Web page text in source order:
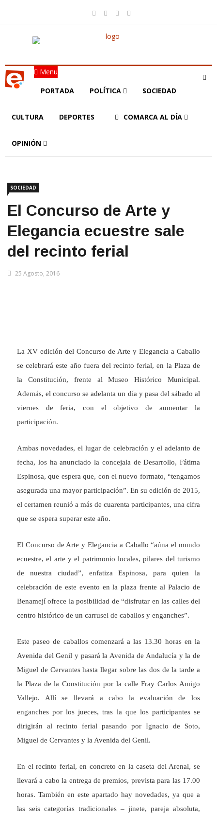
Menu
PORTADA POLÍTICA SOCIEDAD
CULTURA DEPORTES COMARCA AL DÍA
OPINIÓN
SOCIEDAD
El Concurso de Arte y
Elegancia ecuestre sale
del recinto ferial
25 Agosto, 2016
La XV edición del Concurso de Arte y Elegancia a Caballo
se celebrará este año fuera del recinto ferial, en la Plaza de
la Constitución, frente al Museo Histórico Municipal.
Además, el concurso se adelanta un día y pasa del sábado al
viernes de feria, con el objetivo de aumentar la
participación.
Ambas novedades, el lugar de celebración y el adelanto de
fecha, los ha anunciado la concejala de Desarrollo, Fátima
Espinosa, que espera que, con el nuevo formato, “tengamos
asegurada una mayor participación”. En su edición de 2015,
el certamen reunió a más de cuarenta participantes, una cifra
que se espera superar este año.
El Concurso de Arte y Elegancia a Caballo “aúna el mundo
ecuestre, el arte y el patrimonio locales, pilares del turismo
de nuestra ciudad”, enfatiza Espinosa, para quien la
celebración de este evento en la plaza frente al Palacio de
Benamejí ofrece la posibilidad de “disfrutar en las calles del
centro histórico de un carrusel de caballos y enganches”.
Este paseo de caballos comenzará a las 13.30 horas en la
Avenida del Genil y pasará la Avenida de Andalucía y la de
Miguel de Cervantes hasta llegar sobre las dos de la tarde a
la Plaza de la Constitución por la calle Fray Carlos Amigo
Vallejo. Allí se llevará a cabo la evaluación de los
enganches por los jueces, tras la que los participantes se
dirigirán al recinto ferial pasando por Ignacio de Soto,
Miguel de Cervantes y la Avenida del Genil.
En el recinto ferial, en concreto en la caseta del Arenal, se
llevará a cabo la entrega de premios, prevista para las 17.00
horas. También en este apartado hay novedades, ya que a
las seis categorías tradicionales – jinete, pareja absoluta,